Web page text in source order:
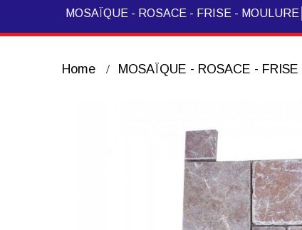
MOSAÏQUE - ROSACE - FRISE - MOULURE
Home MOSAÏQUE - ROSACE - FRISE